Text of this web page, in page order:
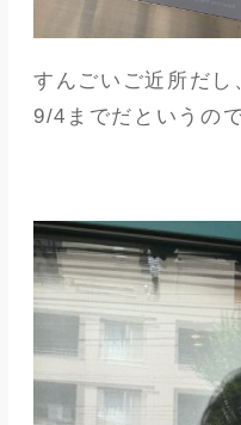
すんごいご近所だし
9/4までだというの